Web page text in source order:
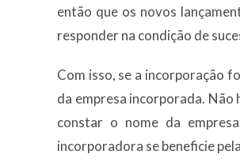
então que os novos
responder na condição de
Com isso, se a incorporação
da empresa incorporada.
constar o nome da
incorporadora se beneficie